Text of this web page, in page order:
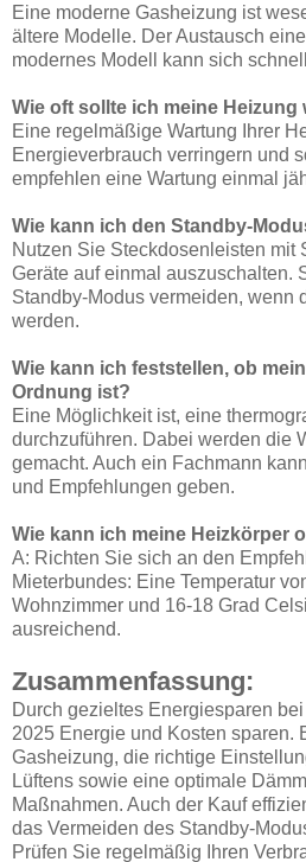
Eine moderne Gasheizung ist
ältere Modelle. Der Austausch
modernes Modell kann sich
Wie oft sollte ich meine Heizung
Eine regelmäßige Wartung Ihrer
Energieverbrauch verringern und
empfehlen eine Wartung einmal
Wie kann ich den Standby-
Nutzen Sie Steckdosenleisten mit
Geräte auf einmal auszuschalten.
Standby-Modus vermeiden, wenn
werden.
Wie kann ich feststellen, ob
Ordnung ist?
Eine Möglichkeit ist, eine
durchzuführen. Dabei werden die
gemacht. Auch ein Fachmann
und Empfehlungen geben.
Wie kann ich meine Heizkörper
A: Richten Sie sich an den
Mieterbundes: Eine Temperatur
Wohnzimmer und 16-18 Grad
ausreichend.
Zusammenfassung:
Durch gezieltes Energiesparen
2025 Energie und Kosten sparen.
Gasheizung, die richtige
Lüftens sowie eine optimale
Maßnahmen. Auch der Kauf
das Vermeiden des Standby-
Prüfen Sie regelmäßig Ihren